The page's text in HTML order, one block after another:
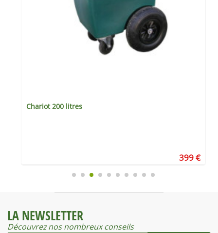
Chariot 200 litres
399 €
LA NEWSLETTER
Découvrez nos nombreux conseils